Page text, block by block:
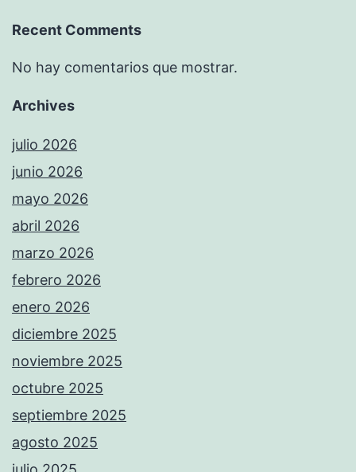
Recent Comments
No hay comentarios que mostrar.
Archives
julio 2026
junio 2026
mayo 2026
abril 2026
marzo 2026
febrero 2026
enero 2026
diciembre 2025
noviembre 2025
octubre 2025
septiembre 2025
agosto 2025